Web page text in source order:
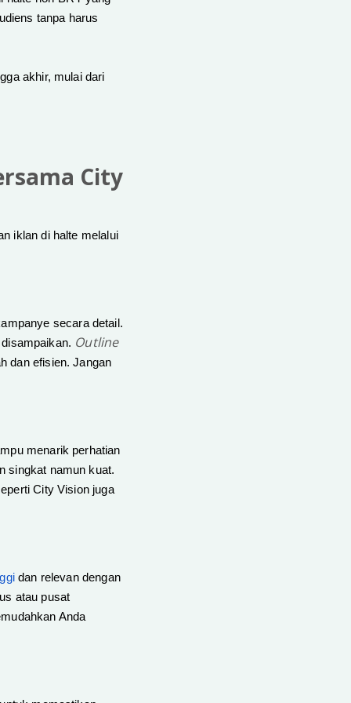
tanpa harus
akhir, mulai dari
City
iklan di halte melalui
secara detail.
Outline
dan efisien. Jangan
menarik perhatian
singkat namun kuat.
City Vision juga
dan relevan dengan
atau pusat
Anda